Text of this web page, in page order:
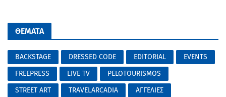
ΘΕΜΑΤΑ
BACKSTAGE DRESSED CODE EDITORIAL
EVENTS
FREEPRESS
LIVE TV
PELOTOURISMOS
STREET ART
TRAVELARCADIA
ΑΓΓΕΛΙΕΣ